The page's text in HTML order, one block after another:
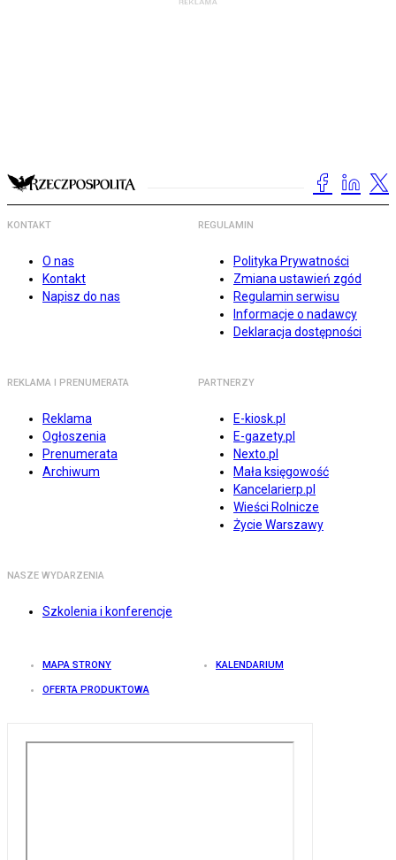
KONTAKT
O nas
Kontakt
Napisz do nas
REGULAMIN
Polityka Prywatności
Zmiana ustawień zgód
Regulamin serwisu
Informacje o nadawcy
Deklaracja dostępności
REKLAMA I PRENUMERATA
Reklama
Ogłoszenia
Prenumerata
Archiwum
PARTNERZY
E-kiosk.pl
E-gazety.pl
Nexto.pl
Mała księgowość
Kancelarierp.pl
Wieści Rolnicze
Życie Warszawy
NASZE WYDARZENIA
Szkolenia i konferencje
MAPA STRONY KALENDARIUM
OFERTA PRODUKTOWA